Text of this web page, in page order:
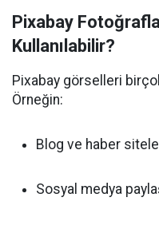
Pixabay
Kullanılabilir?
Pixabay görselleri
Örneğin:
Blog ve haber
Sosyal medya